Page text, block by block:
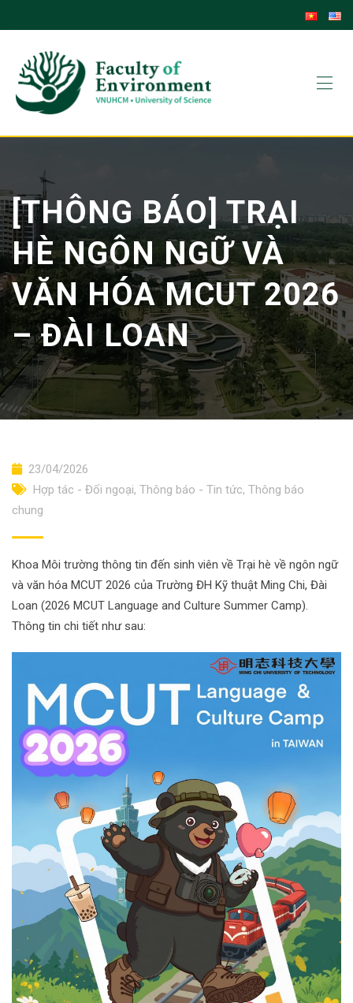
to
content
[THÔNG BÁO] TRẠI
HÈ NGÔN NGỮ VÀ
VĂN HÓA MCUT 2026
– ĐÀI LOAN
23/04/2026
Hợp tác - Đối ngoại, Thông báo - Tin tức, Thông báo
chung
Khoa Môi trường thông tin đến sinh viên về Trại hè về ngôn ngữ
và văn hóa MCUT 2026 của Trường ĐH Kỹ thuật Ming Chi, Đài
Loan (2026 MCUT Language and Culture Summer Camp).
Thông tin chi tiết như sau: